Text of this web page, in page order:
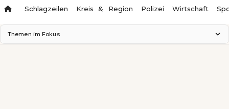
Schlagzeilen Kreis & Region Polizei Wirtschaft
Themen im Fokus